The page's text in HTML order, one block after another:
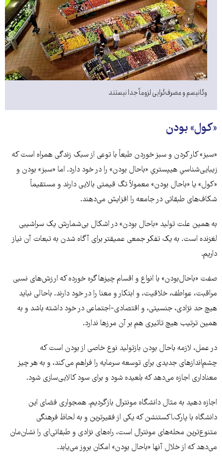
وگانیسم و مصرف‌گرایی لزوماً جدا نیستند
«کول» بودن
«سبز» کار کردن و سبز خوردن طبعاً با توعی از سبک زندگی همراه است که
زیبایی‌شناسیِ هیپستریِ «باحال بودن» را در خود دارد. اما «سبز» بودن و
«کول» یا «باحال بودن» معمولاً تگ قیمتی بالایی دارند و مستقیماً
شکاف‌های طبقاتی در جامعه را افزایش می‌دهند.
به همین علت تولید «باحال بودن» در اشکال بی‌شمارش یک سراشیبی
لغزنده است. به یک تفکر جمعی عمیقتر برای آگاه شدن به تبعات آن نیاز
داریم.
صفت «باحال‌بودن» با انواع و اقسام چیزها گره خورده که ارزش‌های نسبی
مراقبت، عواطف، خلاقیت، و ابتکار و معنا را در خود دارند. باحالی نباید
هیچ حد نژادی، جنسیتی، و اقتصادی-اجتماعی در خود داشته باشد و به
همین ترتیب هیچ تاثیری هم بر آن مرزها ندارد.
در عمل، لازمه باحال بودن بازتولید نوع خاصی از بودن است که
چشم‌اندازهای جدیدی برای توسعه سرمایه را فراهم می‌کند، و به هر چیز
معناداری اجازه می‌دهد که بلعیده شود و برای سود کالایی‌سازی شود.
اجازه دهید به مثال دانشگاه مونترال بازگردیم. همجواری فضای این
دانشگاه با پارک‌ـ‌اکستنشن که یکی از فقیرترین و به لحاظ فرهنگی
متنوع‌ترین محله‌های مونترال است، راه‌های نژادی و طبقاتی‌ای را نشان‌مان
می‌دهد که از خلال آنها «باحال بودن» امکان بروز می‌یابد.